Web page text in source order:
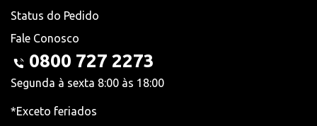
Status do Pedido
Fale Conosco
0800 727 2273
Segunda à sexta 8:00 às 18:00
*Exceto feriados